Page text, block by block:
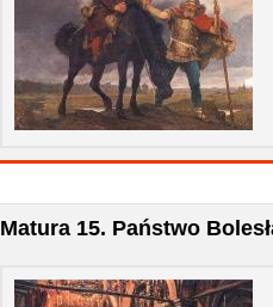
Matura 15. Państwo